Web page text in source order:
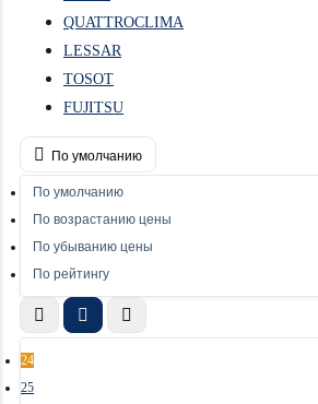
QUATTROCLIMA
LESSAR
TOSOT
FUJITSU
По умолчанию
По умолчанию
По возрастанию цены
По убыванию цены
По рейтингу
24
25